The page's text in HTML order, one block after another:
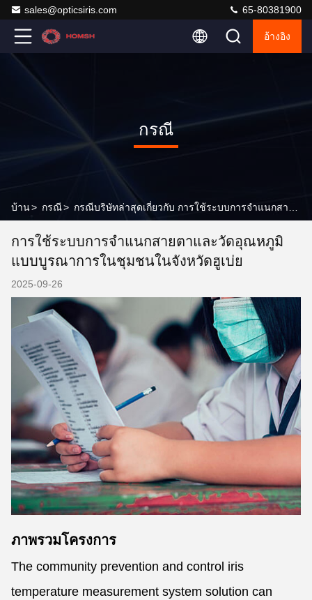
sales@opticsiris.com 65-80381900
อ้างอิง
กรณี
บ้าน> กรณี>
การใช้ระบบการจําแนกสายตาและวัดอุณหภูมิ
แบบบูรณาการในชุมชนในจังหวัดฮูเบ่ย
2025-09-26
ภาพรวมโครงการ
The community prevention and control iris
temperature measurement system solution can